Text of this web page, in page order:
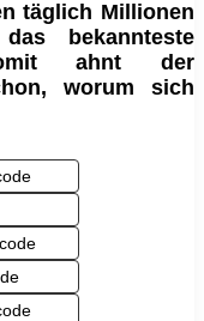
täglich Millionen
bekannteste
ahnt der
worum sich